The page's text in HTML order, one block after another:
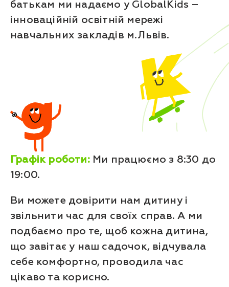
батькам ми надаємо у GlobalKids –
інноваційній освітній мережі
навчальних закладів м.Львів.
Графік роботи:Ми працюємо з 8:30 до
19:00.
Ви можете довірити нам дитину і
звільнити час для своїх справ. А ми
подбаємо про те, щоб кожна дитина,
що завітає у наш садочок, відчувала
себе комфортно, проводила час
цікаво та корисно.